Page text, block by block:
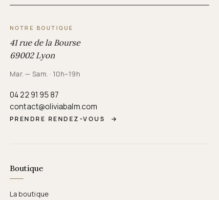
NOTRE BOUTIQUE
41 rue de la Bourse
69002 Lyon
Mar. — Sam. · 10h–19h
04 22 91 95 87
contact@oliviabalm.com
PRENDRE RENDEZ-VOUS →
Boutique
La boutique